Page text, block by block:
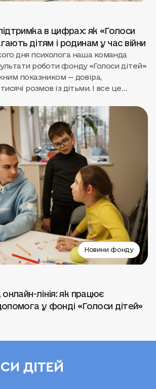
в цифрах: як «Голоси
дітям і родинам у час війни
дня психолога наша команда
роботи фонду «Голоси дітей»
показником — довіра,
розмов із дітьми. І все це
Новини фонду
лінія: як працює
у фонді «Голоси дітей»